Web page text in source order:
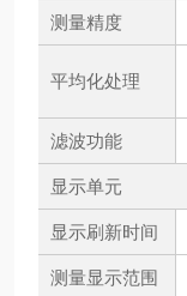
测量精度
平均化处理
滤波功能
显示单元
显示刷新时间
测量显示范围